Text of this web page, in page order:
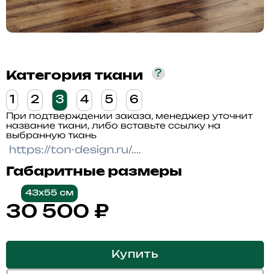
Категория ткани ?
1 2 3 4 5 6
При подтверждении заказа, менеджер уточнит
название ткани, либо вставьте ссылку на
выбранную ткань
Габаритные размеры
43x55 см
30 500 ₽
Купить